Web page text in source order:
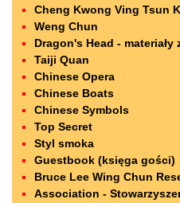
Cheng Kwong Ving Tsun
Weng Chun
Dragon's Head - materiały
Taiji Quan
Chinese Opera
Chinese Boats
Chinese Symbols
Top Secret
Styl smoka
Guestbook (księga gości)
Bruce Lee Wing Chun
Association -